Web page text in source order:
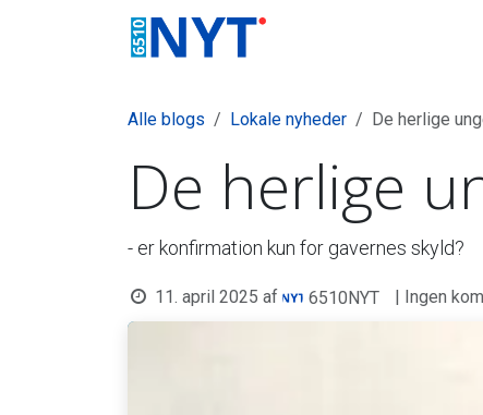
Alle blogs Lokale nyheder De herlige
De herlige
- er konfirmation kun for gavernes skyld?
11. april 2025 af 6510NYT | Ingen